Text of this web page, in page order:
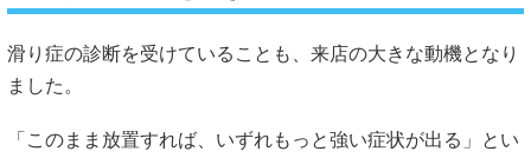
滑り症の診断を受けていることも、来店の大きな動機となり
ました。
「このまま放置すれば、いずれもっと強い症状が出る」とい